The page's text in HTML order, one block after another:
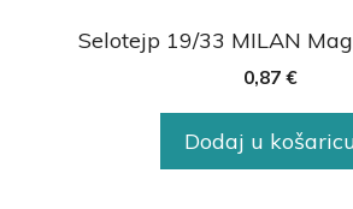
Selotejp 19/33 MILAN
0,87 €
Dodaj u